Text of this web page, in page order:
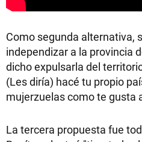
Como segunda alternativa,
independizar a la provincia
dicho expulsarla del
(Les diría) hacé tu propio
mujerzuelas como te gusta
La tercera propuesta fue